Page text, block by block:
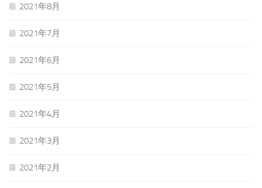
2021年8月
2021年7月
2021年6月
2021年5月
2021年4月
2021年3月
2021年2月